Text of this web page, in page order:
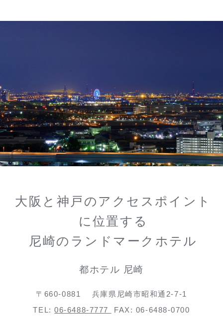
大阪と神戸のアクセスポイント
に位置する
尼崎のランドマークホテル
都ホテル 尼崎
〒660-0881
兵庫県尼崎市昭和通2-7-1
TEL:06-6488-7777 FAX: 06-6488-0700